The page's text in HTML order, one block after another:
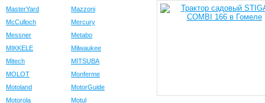
MasterYard
Mazzoni
McCulloch
Mercury
Messner
Metabo
MIKKELE
Milwaukee
Mitech
MITSUBA
MOLOT
Monferme
Motoland
MotorGuide
Motorola
Motul